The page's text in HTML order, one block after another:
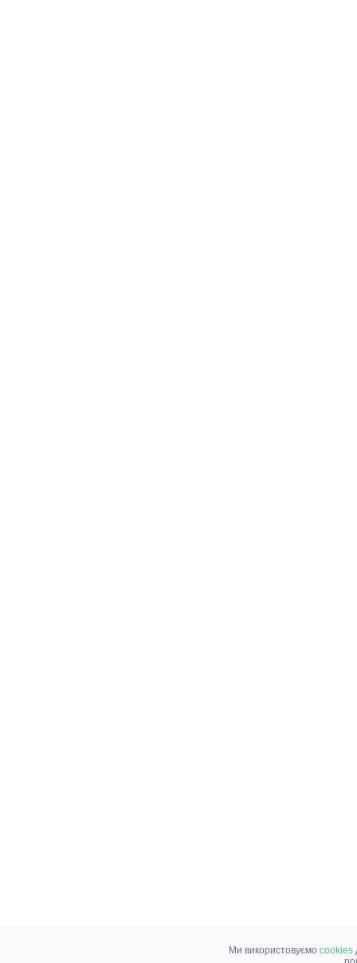
Ми використовуємо cookies